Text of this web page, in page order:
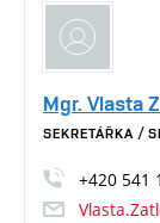
Mgr. Vlasta
SEKRETÁŘKA /
+420 541